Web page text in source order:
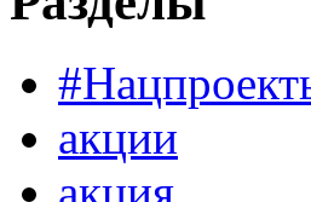
акции
акция